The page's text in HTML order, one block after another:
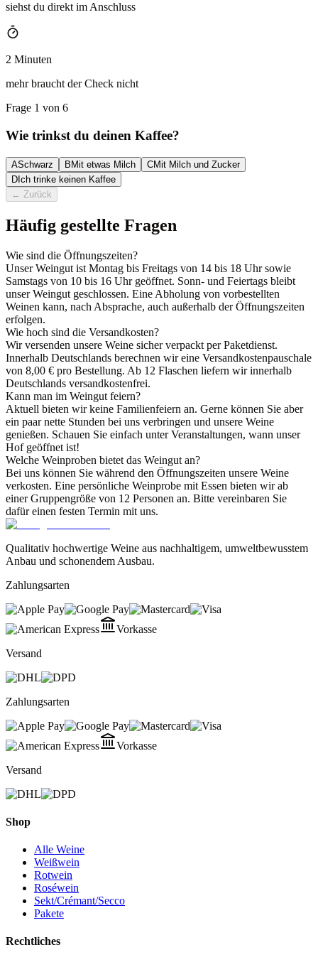
siehst du direkt im Anschluss
2 Minuten
mehr braucht der Check nicht
Frage 1 von 6
Wie trinkst du deinen Kaffee?
ASchwarz B Mit etwas Milch CMit Milch und Zucker
D Ich trinke keinen Kaffee
← Zurück
Häufig gestellte Fragen
Wie sind die Öffnungszeiten?
Unser Weingut ist Montag bis Freitags von 14 bis 18 Uhr sowie
Samstags von 10 bis 16 Uhr geöffnet. Sonn- und Feiertags bleibt
unser Weingut geschlossen. Eine Abholung von vorbestellten
Weinen kann, nach Absprache, auch außerhalb der Öffnungszeiten
erfolgen.
Wie hoch sind die Versandkosten?
Wir versenden unsere Weine sicher verpackt per Paketdienst.
Innerhalb Deutschlands berechnen wir eine Versandkostenpauschale
von 8,00 € pro Bestellung. Ab 12 Flaschen liefern wir innerhalb
Deutschlands versandkostenfrei.
Kann man im Weingut feiern?
Aktuell bieten wir keine Familienfeiern an. Gerne können Sie aber
ein paar nette Stunden bei uns verbringen und unsere Weine
genießen. Schauen Sie einfach unter Veranstaltungen, wann unser
Hof geöffnet ist!
Welche Weinproben bietet das Weingut an?
Bei uns können Sie während den Öffnungszeiten unsere Weine
verkosten. Eine persönliche Weinprobe mit Essen bieten wir ab
einer Gruppengröße von 12 Personen an. Bitte vereinbaren Sie
dafür einen festen Termin mit uns.
Qualitativ hochwertige Weine aus nachhaltigem, umweltbewusstem
Anbau und schonendem Ausbau.
Zahlungsarten
Vorkasse
Versand
Zahlungsarten
Vorkasse
Versand
Shop
Alle Weine
Weißwein
Rotwein
Roséwein
Sekt/Crémant/Secco
Pakete
Rechtliches